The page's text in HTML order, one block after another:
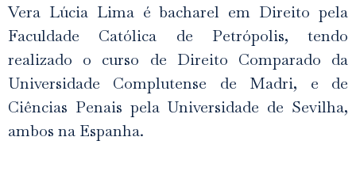
Vera Lúcia Lima é bacharel em Direito pela
Faculdade Católica de Petrópolis, tendo
realizado o curso de Direito Comparado da
Universidade Complutense de Madri, e de
Ciências Penais pela Universidade de Sevilha,
ambos na Espanha.